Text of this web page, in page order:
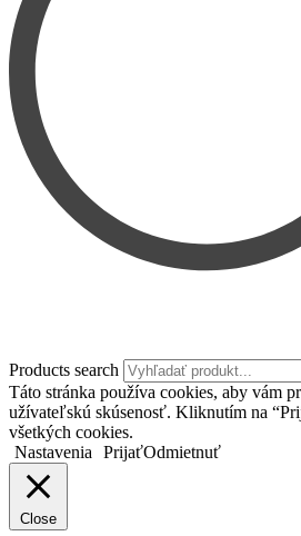
Products search
Táto stránka používa cookies, aby vám
užívateľskú skúsenosť. Kliknutím na
všetkých cookies.
Nastavenia
PrijaťOdmietnuť
Close